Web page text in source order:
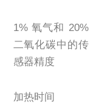
1% 氧气和 20%
二氧化碳中的传
感器精度
加热时间